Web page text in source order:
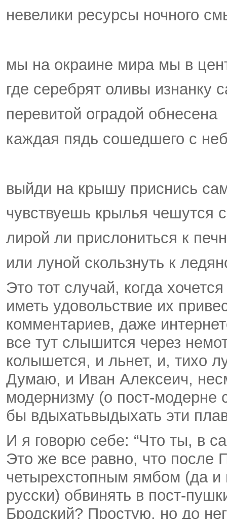
невелики ресурсы ночного
мы на окраине мира мы в
где серебрят оливы изнанку
перевитой оградой обнесена
каждая пядь сошедшего с
выйди на крышу приснись
чувствуешь крылья чешутся
лирой ли прислониться к
или луной скользнуть к
Это тот случай, когда
иметь удовольствие их
комментариев, даже
все тут слышится через
колышется, и льнет, и, тихо
Думаю, и Иван Алексеич,
модернизму (о пост-модерне
бы вдыхать­выдыхать эти
И я говорю себе: “Что ты, в
Это же все равно, что после
четырехстопным ямбом (да и
русски) обвинять в пост-
Бродский? Простую, но до